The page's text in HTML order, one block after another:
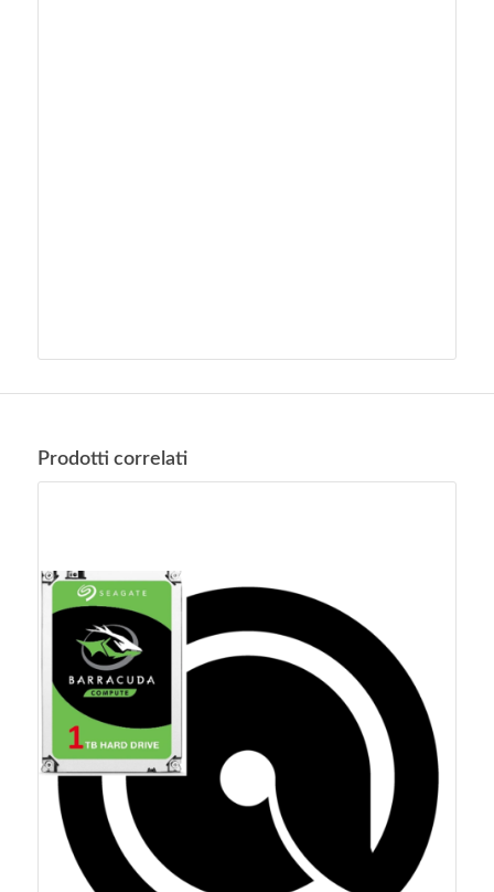
Prodotti correlati